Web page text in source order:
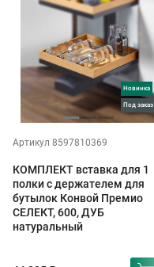
Новинка
под заказ
Артикул 8597810369
КОМПЛЕКТ вставка для 1
полки с держателем для
бутылок Конвой Премио
СЕЛЕКТ, 600, ДУБ
натуральный